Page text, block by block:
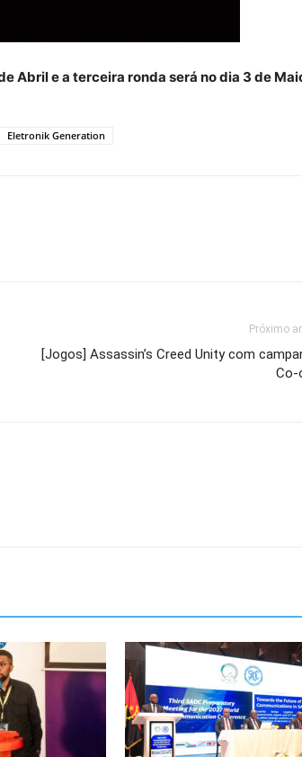
Abril e a terceira ronda será no dia 3 de
Eletronik Generation
Próximo
[Jogos] Assassin’s Creed Unity com
Co-